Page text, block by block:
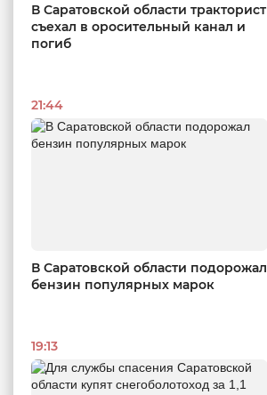
В Саратовской области тракторист
съехал в оросительный канал и
погиб
21:44
В Саратовской области подорожал
бензин популярных марок
19:13